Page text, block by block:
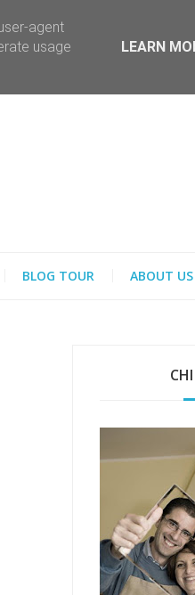
BLOG TOUR ABOUT US
agent
usage
LEARN